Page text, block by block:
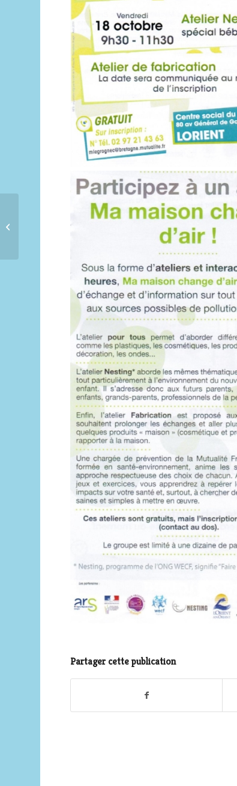
Partager cette publication